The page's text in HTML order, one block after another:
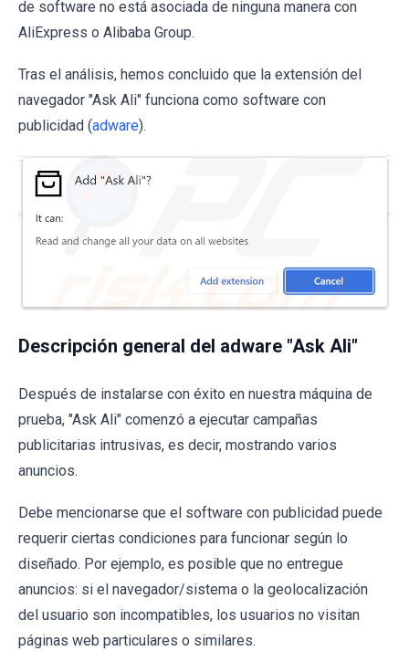
de software no está asociada de ninguna manera con
AliExpress o Alibaba Group.
Tras el análisis, hemos concluido que la extensión del
navegador "Ask Ali" funciona como software con
publicidad (adware).
Descripción general del adware "Ask Ali"
Después de instalarse con éxito en nuestra máquina de
prueba, "Ask Ali" comenzó a ejecutar campañas
publicitarias intrusivas, es decir, mostrando varios
anuncios.
Debe mencionarse que el software con publicidad puede
requerir ciertas condiciones para funcionar según lo
diseñado. Por ejemplo, es posible que no entregue
anuncios: si el navegador/sistema o la geolocalización
del usuario son incompatibles, los usuarios no visitan
páginas web particulares o similares.